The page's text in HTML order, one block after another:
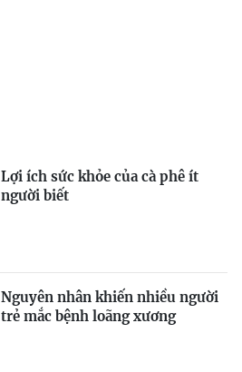
Lợi ích sức khỏe của cà phê ít
người biết
Nguyên nhân khiến nhiều người
trẻ mắc bệnh loãng xương